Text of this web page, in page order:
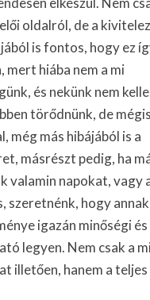
oldalról, de a
is fontos, hogy ez
mert hiába nem a mi
és nekünk nem
törődnünk, de mégis
még más hibájából is a
másrészt pedig, ha
valamin napokat, vagy
szeretnénk, hogy annak
igazán minőségi és
legyen. Nem csak a
illetően, hanem a